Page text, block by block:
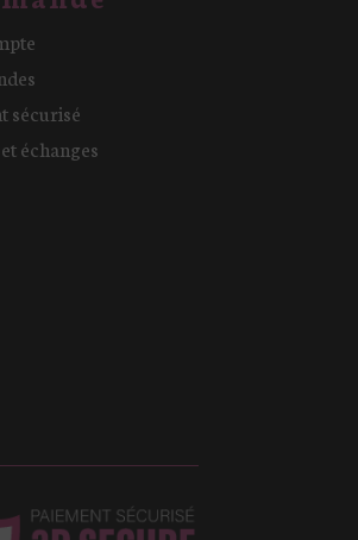
sécurisé
échanges